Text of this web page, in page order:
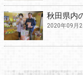
秋田県内
2020年09月